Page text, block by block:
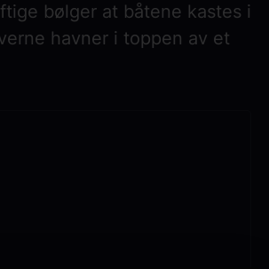
bølger at båtene kastes i
havner i toppen av et
i ørene, og ingen
følt seg så alene som når
seg ytterst på en klippe